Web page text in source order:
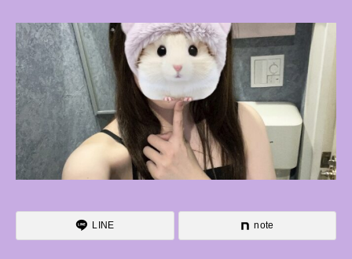
LINE note